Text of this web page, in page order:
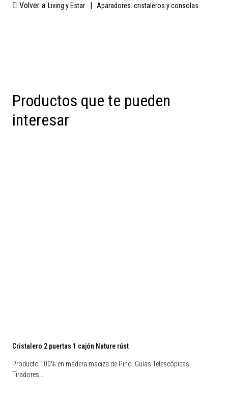
Volver a Living y Estar Aparadores. cristaleros y consolas
Productos que te pueden
interesar
Cristalero 2 puertas 1 cajón Nature rúst
Producto 100% en madera maciza de Pino. Guías Telescópicas.
Tiradores…